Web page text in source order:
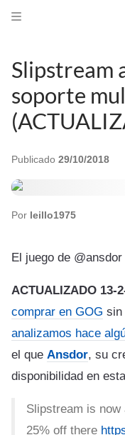
Slipstream
soporte
Publicado 29/10/2018
Por leillo1975
El juego de
ACTUALIZADO 13-
comprar en GOG sin
analizamos hace
el que Ansdor, su
disponibilidad en
Slipstream is now
25% off there